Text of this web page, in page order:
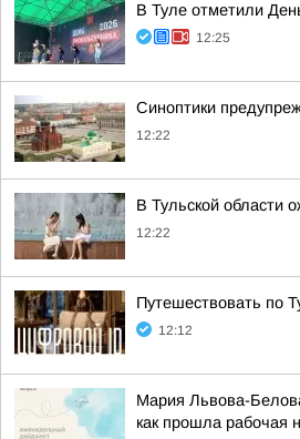
В Туле отметили
12:25
Синоптики
12:22
В Тульской области
12:22
Путешествовать по
12:12
Мария Львова-
как прошла рабочая